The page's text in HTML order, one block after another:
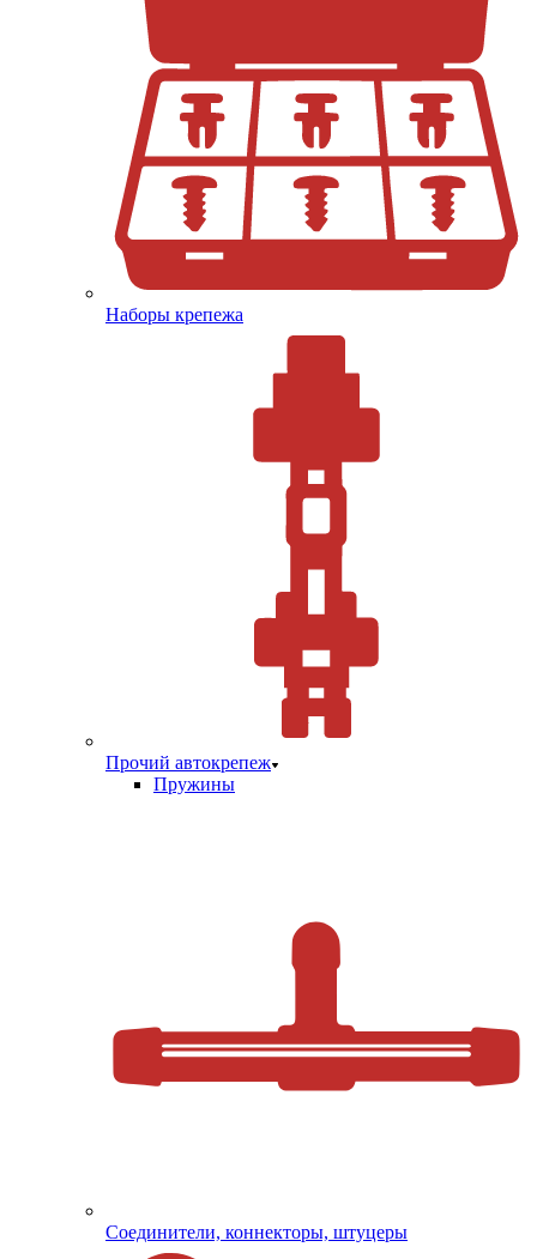
Наборы крепежа
Прочий автокрепеж
Пружины
Соединители, коннекторы, штуцеры